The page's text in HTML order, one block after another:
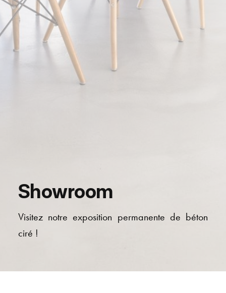
Showroom
Visitez notre exposition permanente de béton
ciré !